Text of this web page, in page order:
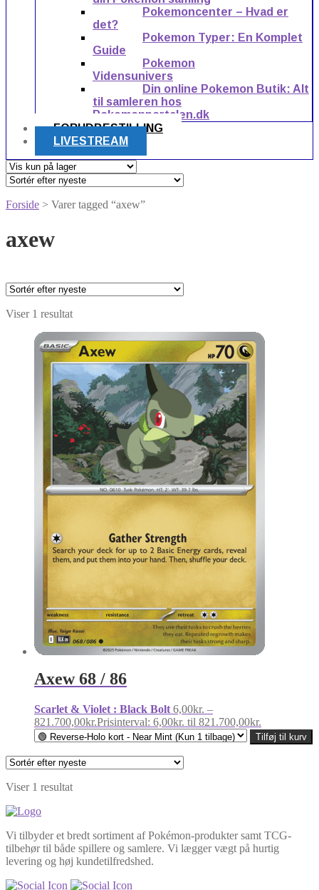
Pokemoncenter – Hvad er
det?
Pokemon Typer: En Komplet
Guide
Pokemon
Vidensunivers
Din online Pokemon Butik: Alt
til samleren hos
Pokemonportalen.dk
FORUDBESTILLING
LIVESTREAM
Forside > Varer tagged “axew”
axew
Viser 1 resultat
Axew 68 / 86
Scarlet & Violet : Black Bolt 6,00kr. –
821.700,00kr.Prisinterval: 6,00kr. til 821.700,00kr.
Tilføj til kurv
Viser 1 resultat
Vi tilbyder et bredt sortiment af Pokémon-produkter samt TCG-
tilbehør til både spillere og samlere. Vi lægger vægt på hurtig
levering og høj kundetilfredshed.